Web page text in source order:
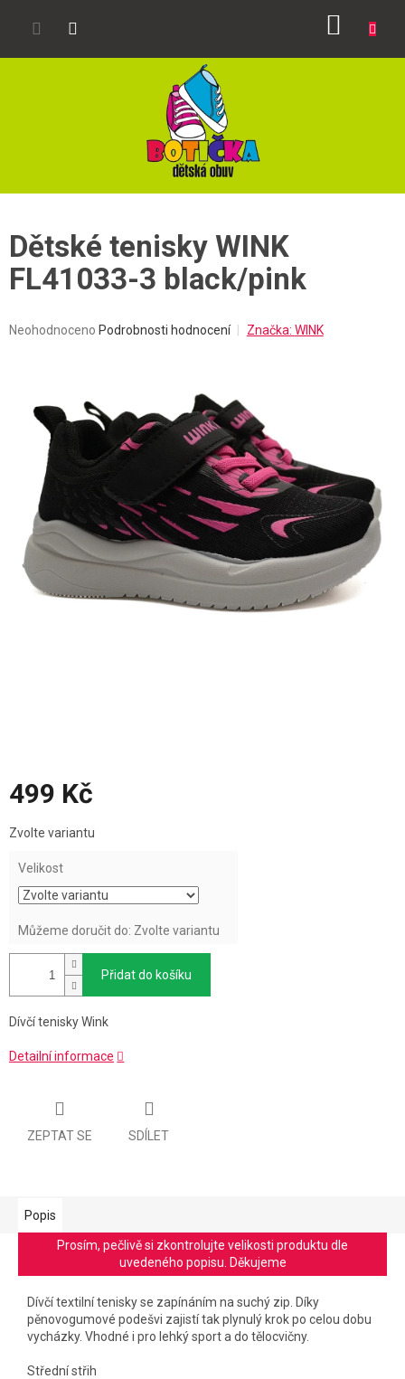
Dětské tenisky WINK
FL41033-3 black/pink
Průměrné
hvězdiček.
Neohodnoceno Podrobnosti hodnocení Značka: WINK
499 Kč
cena:
Zvolte variantu
Velikost
Můžeme doručit do: Zvolte variantu
Přidat do košíku
Dívčí tenisky Wink
Detailní informace
ZEPTAT SE SDÍLET
Popis
Prosím, pečlivě si zkontrolujte velikosti produktu dle
uvedeného popisu. Děkujeme
Dívčí textilní tenisky se zapínáním na suchý zip. Díky
pěnovogumové podešvi zajistí tak plynulý krok po celou dobu
vycházky. Vhodné i pro lehký sport a do tělocvičny.
Střední střih